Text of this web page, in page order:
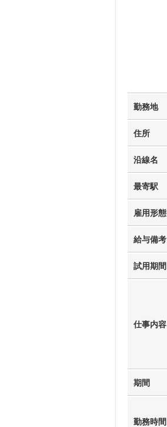
勤務地
住所
沿線名
最寄駅
雇用形態
給与備考
試用期間
仕事内容
期間
勤務時間